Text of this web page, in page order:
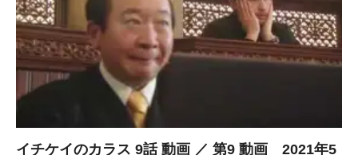
イチケイのカラス 9話 動画 ／ 第9 動画 2021年5